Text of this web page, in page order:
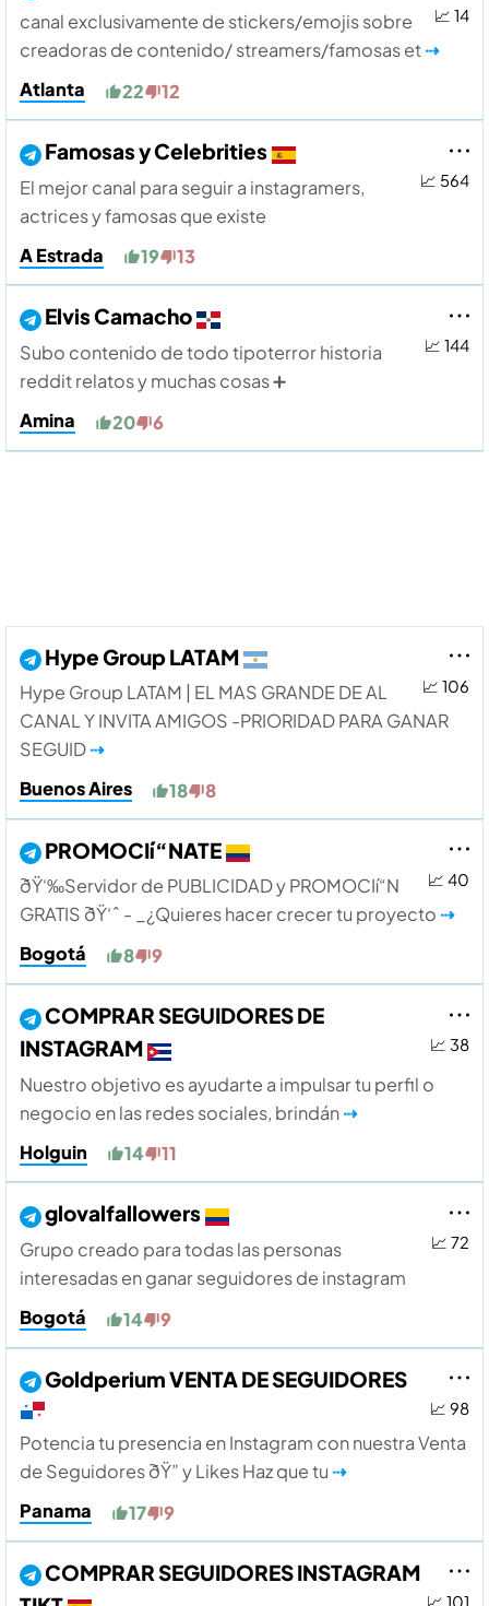
📈 14
canal exclusivamente de stickers/emojis sobre
creadoras de contenido/ streamers/famosas et⇢
Atlanta
22 12
📈 564
Famosas y Celebrities
El mejor canal para seguir a instagramers,
actrices y famosas que existe
A Estrada
19 13
📈 144
Elvis Camacho
Subo contenido de todo tipoterror historia
reddit relatos y muchas cosas ➕
Amina
20 6
📈 106
Hype Group LATAM
Hype Group LATAM | EL MAS GRANDE DE AL
CANAL Y INVITA AMIGOS -PRIORIDAD PARA GANAR
SEGUID⇢
Buenos Aires
18 8
📈 40
PROMOCIí“NATE
ðŸ‘‰Servidor de PUBLICIDAD y PROMOCIí“N
GRATIS ðŸ‘ˆ - _¿Quieres hacer crecer tu proyecto ⇢
Bogotá
8 9
📈 38
COMPRAR SEGUIDORES DE
INSTAGRAM
Nuestro objetivo es ayudarte a impulsar tu perfil o
negocio en las redes sociales, brindán⇢
Holguin
14 11
📈 72
glovalfallowers
Grupo creado para todas las personas
interesadas en ganar seguidores de instagram
Bogotá
14 9
📈 98
Goldperium VENTA DE SEGUIDORES
Potencia tu presencia en Instagram con nuestra Venta
de Seguidores ðŸ” y Likes Haz que tu ⇢
Panama
17 9
📈 101
COMPRAR SEGUIDORES INSTAGRAM